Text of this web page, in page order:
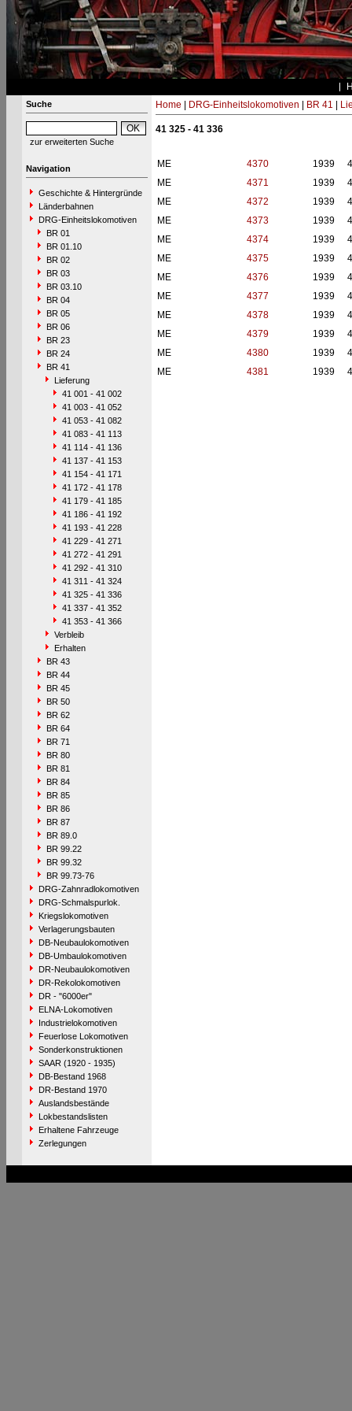
Suche
zur erweiterten Suche
Navigation
Geschichte & Hintergründe
Länderbahnen
DRG-Einheitslokomotiven
BR 01
BR 01.10
BR 02
BR 03
BR 03.10
BR 04
BR 05
BR 06
BR 23
BR 24
BR 41
Lieferung
41 001 - 41 002
41 003 - 41 052
41 053 - 41 082
41 083 - 41 113
41 114 - 41 136
41 137 - 41 153
41 154 - 41 171
41 172 - 41 178
41 179 - 41 185
41 186 - 41 192
41 193 - 41 228
41 229 - 41 271
41 272 - 41 291
41 292 - 41 310
41 311 - 41 324
41 325 - 41 336
41 337 - 41 352
41 353 - 41 366
Verbleib
Erhalten
BR 43
BR 44
BR 45
BR 50
BR 62
BR 64
BR 71
BR 80
BR 81
BR 84
BR 85
BR 86
BR 87
BR 89.0
BR 99.22
BR 99.32
BR 99.73-76
DRG-Zahnradlokomotiven
DRG-Schmalspurlok.
Kriegslokomotiven
Verlagerungsbauten
DB-Neubaulokomotiven
DB-Umbaulokomotiven
DR-Neubaulokomotiven
DR-Rekolokomotiven
DR - "6000er"
ELNA-Lokomotiven
Industrielokomotiven
Feuerlose Lokomotiven
Sonderkonstruktionen
SAAR (1920 - 1935)
DB-Bestand 1968
DR-Bestand 1970
Auslandsbestände
Lokbestandslisten
Erhaltene Fahrzeuge
Zerlegungen
Home DRG-Einheitslokomotiven BR 41
41 325 - 41 336
ME 4370 1939
ME
4371 1939
ME
4372 1939
ME
4373 1939
ME
4374 1939
ME
4375 1939
ME
4376 1939
ME
4377 1939
ME
4378 1939
ME
4379 1939
ME
4380 1939
ME
4381 1939